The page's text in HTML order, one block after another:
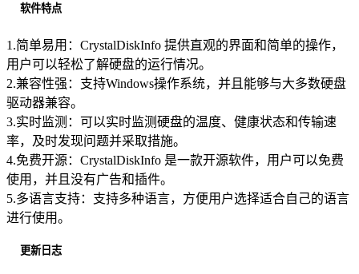
软件特点
1.简单易用：CrystalDiskInfo 提供直观的界面和简单的操作，
用户可以轻松了解硬盘的运行情况。
2.兼容性强：支持Windows操作系统，并且能够与大多数硬盘
驱动器兼容。
3.实时监测：可以实时监测硬盘的温度、健康状态和传输速
率，及时发现问题并采取措施。
4.免费开源：CrystalDiskInfo 是一款开源软件，用户可以免费
使用，并且没有广告和插件。
5.多语言支持：支持多种语言，方便用户选择适合自己的语言
进行使用。
更新日志